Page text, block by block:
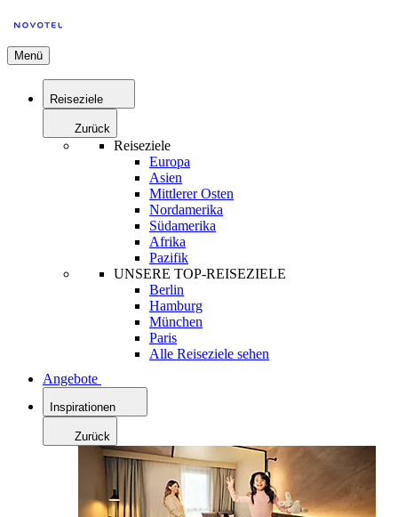
Menü
Reiseziele
Zurück
Reiseziele
Europa
Asien
Mittlerer Osten
Nordamerika
Südamerika
Afrika
Pazifik
UNSERE TOP-REISEZIELE
Berlin
Hamburg
München
Paris
Alle Reiseziele sehen
Angebote
Inspirationen
Zurück